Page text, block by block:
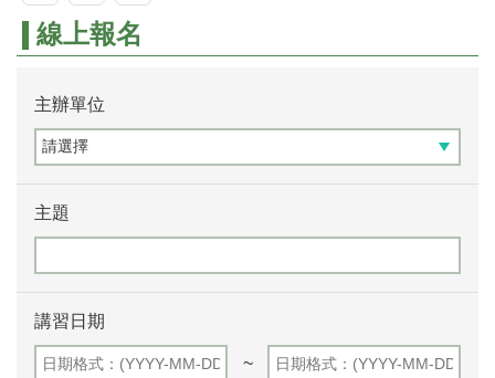
線上報名
主辦單位
主題
講習日期
~